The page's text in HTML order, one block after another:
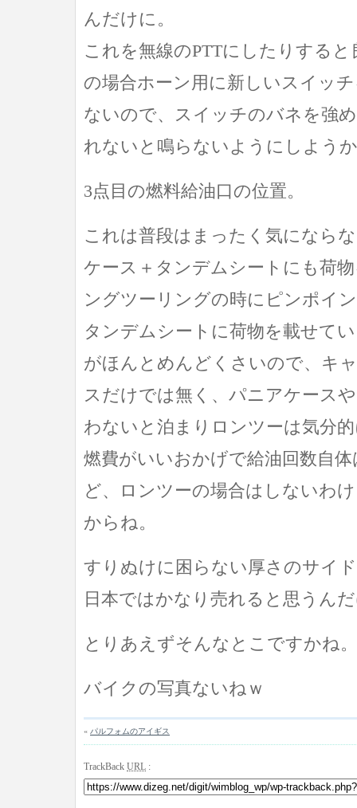
んだけに。
これを無線のPTTにしたりする
の場合ホーン用に新しいスイッ
ないので、スイッチのバネを強
れないと鳴らないようにしよう
3点目の燃料給油口の位置。
これは普段はまったく気になら
ケース＋タンデムシートにも荷
ングツーリングの時にピンポイ
タンデムシートに荷物を載せて
がほんとめんどくさいので、キ
スだけでは無く、パニアケース
わないと泊まりロンツーは気分
燃費がいいおかげで給油回数自
ど、ロンツーの場合はしないわ
からね。
すりぬけに困らない厚さのサイ
日本ではかなり売れると思うん
とりあえずそんなとこですかね。
バイクの写真ないねｗ
« パルフォムのアイギス
TrackBack URL :